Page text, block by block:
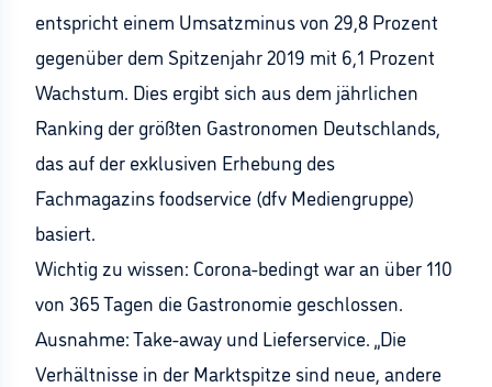
entspricht einem Umsatzminus von 29,8 Prozent
gegenüber dem Spitzenjahr 2019 mit 6,1 Prozent
Wachstum. Dies ergibt sich aus dem jährlichen
Ranking der größten Gastronomen Deutschlands,
das auf der exklusiven Erhebung des
Fachmagazins foodservice (dfv Mediengruppe)
basiert.
Wichtig zu wissen: Corona-bedingt war an über 110
von 365 Tagen die Gastronomie geschlossen.
Ausnahme: Take-away und Lieferservice. „Die
Verhältnisse in der Marktspitze sind neue, andere